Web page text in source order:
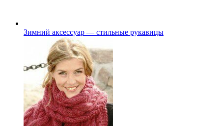
Зимний аксессуар — стильные рукавицы